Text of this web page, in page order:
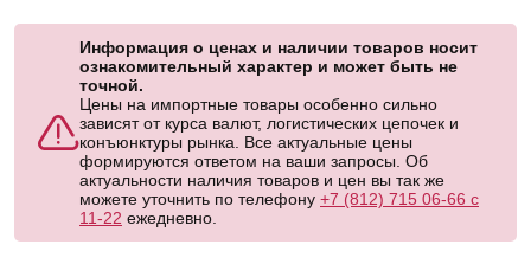
Информация о ценах и наличии товаров носит
ознакомительный характер и может быть не
точной.
Цены на импортные товары особенно сильно
зависят от курса валют, логистических цепочек и
конъюнктуры рынка. Все актуальные цены
формируются ответом на ваши запросы. Об
актуальности наличия товаров и цен вы так же
можете уточнить по телефону +7 (812) 715 06-66 с
11-22 ежедневно.